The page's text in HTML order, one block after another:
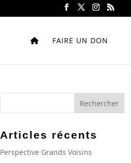
FAIRE UN DON
Articles récents
Perspective Grands Voisins